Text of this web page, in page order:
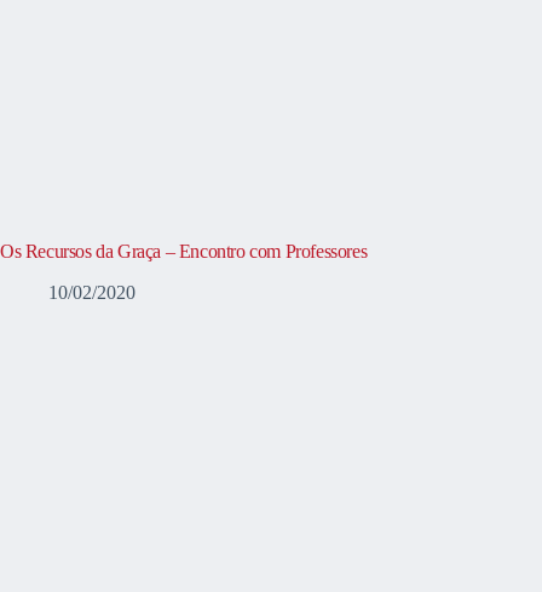
Os Recursos da Graça – Encontro com Professores
10/02/2020